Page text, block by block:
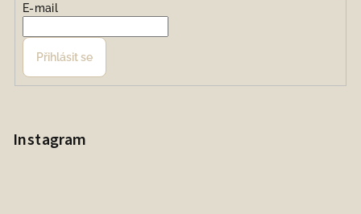
E-mail
Přihlásit se
Instagram